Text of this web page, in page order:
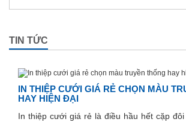
TIN TỨC
IN THIỆP CƯỚI GIÁ RẺ CHỌN MÀU
HAY HIỆN ĐẠI
In thiệp cưới giá rẻ là điều hầu hết cặp